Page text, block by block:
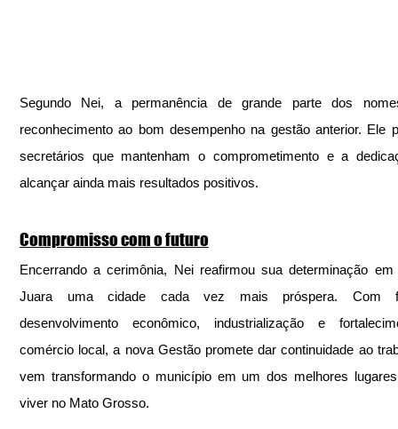
Segundo Nei, a permanência de grande parte dos
reconhecimento ao bom desempenho na gestão anterior. Ele
secretários que mantenham o comprometimento e a
alcançar ainda mais resultados positivos.
Compromisso com o futuro
Encerrando a cerimônia, Nei reafirmou sua determinação
Juara uma cidade cada vez mais próspera. Com
desenvolvimento econômico, industrialização e
comércio local, a nova Gestão promete dar continuidade ao
vem transformando o município em um dos melhores
viver no Mato Grosso.